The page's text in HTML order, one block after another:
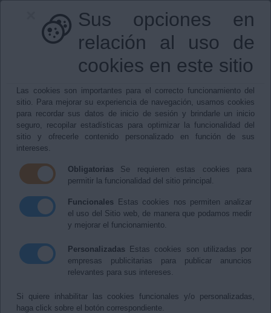
Sus opciones en
relación al uso de
cookies en este sitio
Las cookies son importantes para el correcto funcionamiento del
sitio. Para mejorar su experiencia de navegación, usamos cookies
para recordar sus datos de inicio de sesión y brindarle un inicio
seguro, recopilar estadísticas para optimizar la funcionalidad del
sitio y ofrecerle contenido personalizado en función de sus
intereses.
Obligatorias Se requieren estas cookies para
permitir la funcionalidad del sitio principal.
Funcionales Estas cookies nos permiten analizar
el uso del Sitio web, de manera que podamos medir
y mejorar el funcionamiento.
Personalizadas Estas cookies son utilizadas por
empresas publicitarias para publicar anuncios
relevantes para sus intereses.
Si quiere inhabilitar las cookies funcionales y/o personalizadas,
haga click sobre el botón correspondiente.
950469277 | bedar@bedar.es
Menu
Sanidad
Farmacias